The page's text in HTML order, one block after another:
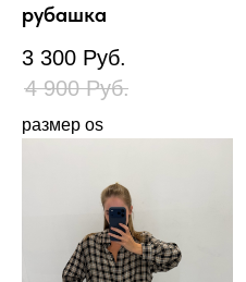
рубашка
3 300 Руб.
4 900 Руб.
размер os